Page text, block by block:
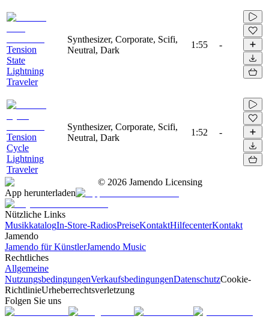
Tension
State
Lightning
Traveler
Synthesizer, Corporate, Scifi,
Neutral, Dark
1:55 -
Tension
Cycle
Lightning
Traveler
Synthesizer, Corporate, Scifi,
Neutral, Dark
1:52 -
© 2026 Jamendo Licensing
App herunterladen
Nützliche Links
MusikkatalogIn-Store-RadiosPreiseKontaktHilfecenterKontakt
Jamendo
Jamendo für KünstlerJamendo Music
Rechtliches
Allgemeine
NutzungsbedingungenVerkaufsbedingungenDatenschutzCookie-
RichtlinieUrheberrechtsverletzung
Folgen Sie uns